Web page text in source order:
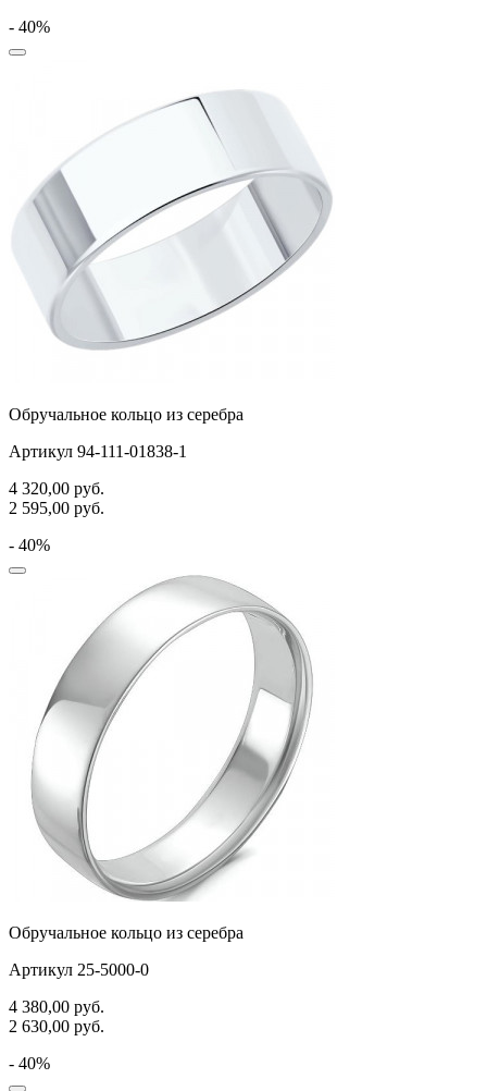
- 40%
Обручальное кольцо из серебра
Артикул 94-111-01838-1
4 320,00 руб.
2 595,00 руб.
- 40%
Обручальное кольцо из серебра
Артикул 25-5000-0
4 380,00 руб.
2 630,00 руб.
- 40%